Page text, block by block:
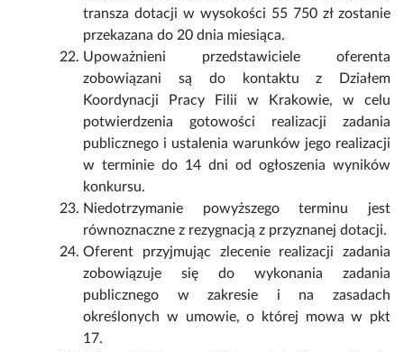
transza dotacji w wysokości 55 750 zł zostanie
przekazana do 20 dnia miesiąca.
Upoważnieni przedstawiciele oferenta
zobowiązani są do kontaktu z Działem
Koordynacji Pracy Filii w Krakowie, w celu
potwierdzenia gotowości realizacji zadania
publicznego i ustalenia warunków jego realizacji
w terminie do 14 dni od ogłoszenia wyników
konkursu.
Niedotrzymanie powyższego terminu jest
równoznaczne z rezygnacją z przyznanej dotacji.
Oferent przyjmując zlecenie realizacji zadania
zobowiązuje się do wykonania zadania
publicznego w zakresie i na zasadach
określonych w umowie, o której mowa w pkt
17.